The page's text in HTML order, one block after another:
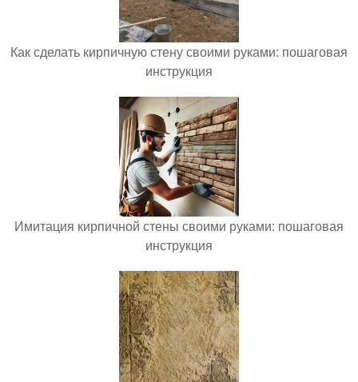
Как сделать кирпичную стену своими руками: пошаговая
инструкция
Имитация кирпичной стены своими руками: пошаговая
инструкция